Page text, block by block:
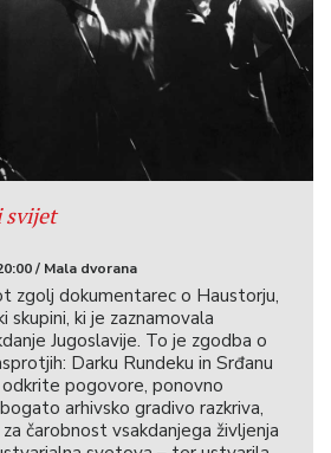
svijet
/ Mala dvorana
zgolj dokumentarec o Haustorju,
skupini, ki je zaznamovala
Jugoslavije. To je zgodba o
Darku Rundeku in Srđanu
odkrite pogovore, ponovno
arhivsko gradivo razkriva,
čarobnost vsakdanjega življenja